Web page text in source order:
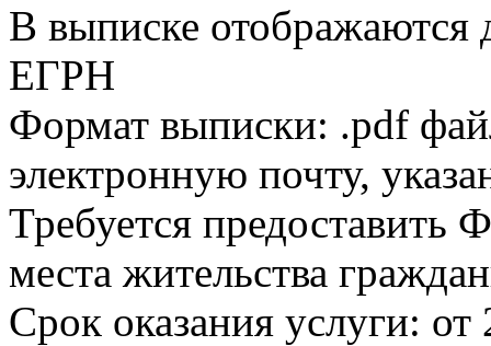
В выписке
ЕГРН
Формат выписки: .pdf
электронную почту,
Требуется
места жительства
Срок оказания услуги: от